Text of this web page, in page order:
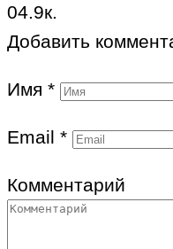
04.9к.
Добавить
Имя *
Email *
Комментарий